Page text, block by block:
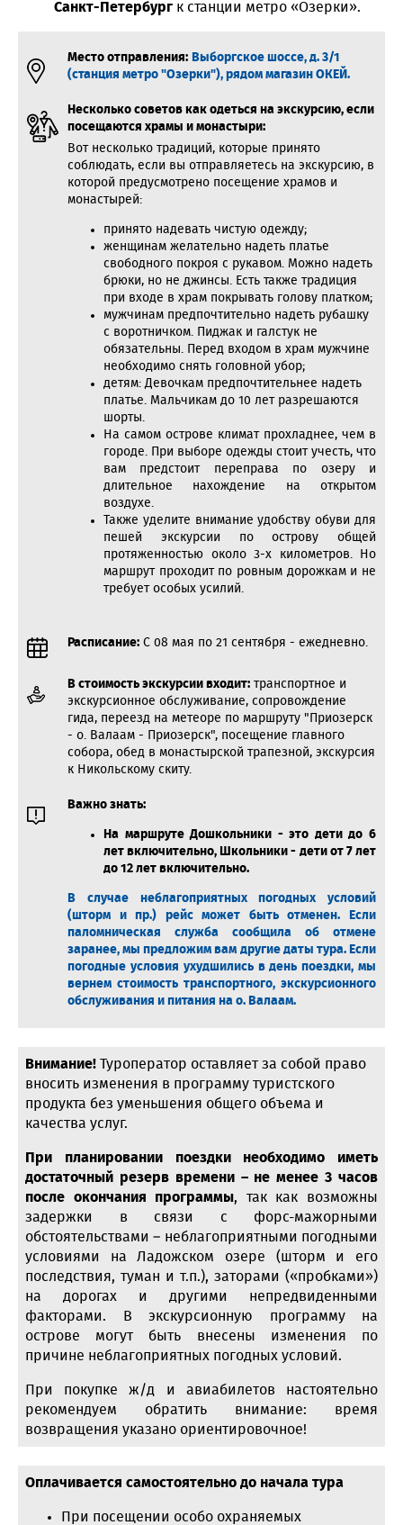
Санкт-Петербург к станции метро «Озерки».
Место отправления: Выборгское шоссе, д. 3/1
(станция метро "Озерки"), рядом магазин ОКЕЙ.
Несколько советов как одеться на экскурсию, если
посещаются храмы и монастыри:
Вот несколько традиций, которые принято
соблюдать, если вы отправляетесь на экскурсию, в
которой предусмотрено посещение храмов и
монастырей:
принято надевать чистую одежду;
женщинам желательно надеть платье
свободного покроя с рукавом. Можно надеть
брюки, но не джинсы. Есть также традиция
при входе в храм покрывать голову платком;
мужчинам предпочтительно надеть рубашку
с воротничком. Пиджак и галстук не
обязательны. Перед входом в храм мужчине
необходимо снять головной убор;
детям: Девочкам предпочтительнее надеть
платье. Мальчикам до 10 лет разрешаются
шорты.
На самом острове климат прохладнее, чем в
городе. При выборе одежды стоит учесть, что
вам предстоит переправа по озеру и
длительное нахождение на открытом
воздухе.
Также уделите внимание удобству обуви для
пешей экскурсии по острову общей
протяженностью около 3-х километров. Но
маршрут проходит по ровным дорожкам и не
требует особых усилий.
Расписание: С 08 мая по 21 сентября - ежедневно.
В стоимость экскурсии входит: транспортное и
экскурсионное обслуживание, сопровождение
гида, переезд на метеоре по маршруту "Приозерск
- о. Валаам - Приозерск", посещение главного
собора, обед в монастырской трапезной, экскурсия
к Никольскому скиту.
Важно знать:
На маршруте Дошкольники - это дети до 6
лет включительно, Школьники - дети от 7 лет
до 12 лет включительно.
В случае неблагоприятных погодных условий
(шторм и пр.) рейс может быть отменен. Если
паломническая служба сообщила об отмене
заранее, мы предложим вам другие даты тура. Если
погодные условия ухудшились в день поездки, мы
вернем стоимость транспортного, экскурсионного
обслуживания и питания на о. Валаам.
Внимание! Туроператор оставляет за собой право
вносить изменения в программу туристского
продукта без уменьшения общего объема и
качества услуг.
При планировании поездки необходимо иметь
достаточный резерв времени – не менее 3 часов
после окончания программы, так как возможны
задержки в связи с форс-мажорными
обстоятельствами – неблагоприятными погодными
условиями на Ладожском озере (шторм и его
последствия, туман и т.п.), заторами («пробками»)
на дорогах и другими непредвиденными
факторами. В экскурсионную программу на
острове могут быть внесены изменения по
причине неблагоприятных погодных условий.
При покупке ж/д и авиабилетов настоятельно
рекомендуем обратить внимание: время
возвращения указано ориентировочное!
Оплачивается самостоятельно до начала тура
При посещении особо охраняемых